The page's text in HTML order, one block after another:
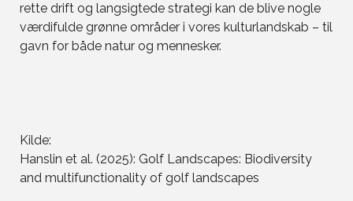
rette drift og langsigtede strategi kan de blive nogle
værdifulde grønne områder i vores kulturlandskab – til
gavn for både natur og mennesker.
Kilde:
Hanslin et al. (2025): Golf Landscapes: Biodiversity
and multifunctionality of golf landscapes